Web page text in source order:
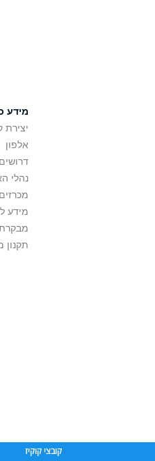
מידע
יצירת
אלפון
דרושים
נהלי
מכרזים
מידע
תקנון
שנעשהקובצי קוקיז